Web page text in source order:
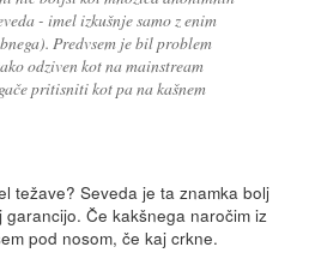
- imel izkušnje samo z enim
Predvsem je bil problem
odziven kot na mainstream
pritisniti kot pa na kašnem
težave? Seveda je ta znamka bolj
Če kakšnega naročim iz
pod nosom, če kaj crkne.